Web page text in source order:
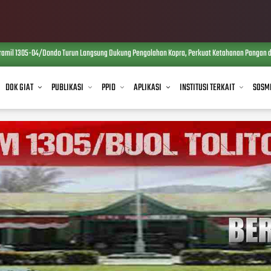
1305-04/Dondo Turun Langsung Dukung Pengolahan Kopra, Perkuat Ketahanan Pangan
DOK GIAT PUBLIKASI PPID APLIKASI INSTITUSI TERKAIT